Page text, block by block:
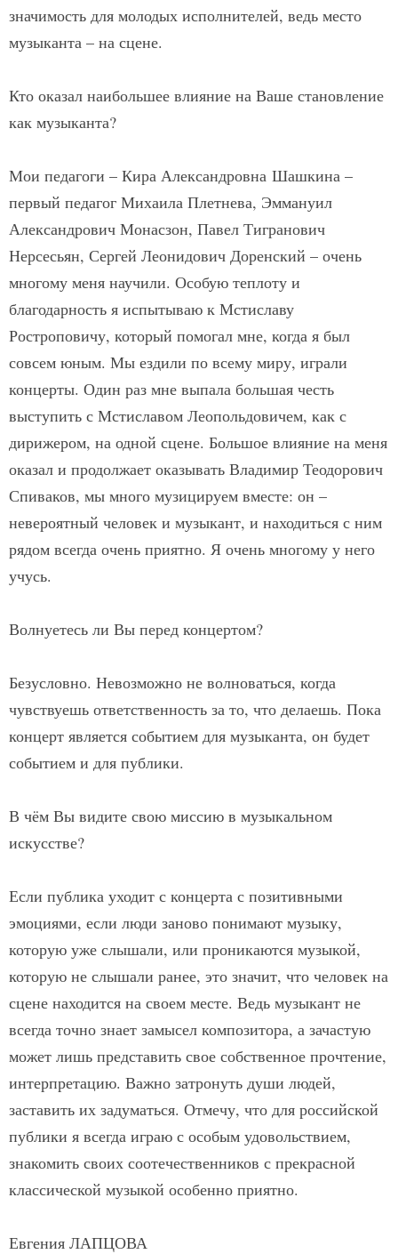
значимость для молодых исполнителей, ведь место
музыканта – на сцене.
Кто оказал наибольшее влияние на Ваше становление
как музыканта?
Мои педагоги – Кира Александровна Шашкина –
первый педагог Михаила Плетнева, Эммануил
Александрович Монасзон, Павел Тигранович
Нерсесьян, Сергей Леонидович Доренский – очень
многому меня научили. Особую теплоту и
благодарность я испытываю к Мстиславу
Ростроповичу, который помогал мне, когда я был
совсем юным. Мы ездили по всему миру, играли
концерты. Один раз мне выпала большая честь
выступить с Мстиславом Леопольдовичем, как с
дирижером, на одной сцене. Большое влияние на меня
оказал и продолжает оказывать Владимир Теодорович
Спиваков, мы много музицируем вместе: он –
невероятный человек и музыкант, и находиться с ним
рядом всегда очень приятно. Я очень многому у него
учусь.
Волнуетесь ли Вы перед концертом?
Безусловно. Невозможно не волноваться, когда
чувствуешь ответственность за то, что делаешь. Пока
концерт является событием для музыканта, он будет
событием и для публики.
В чём Вы видите свою миссию в музыкальном
искусстве?
Если публика уходит с концерта с позитивными
эмоциями, если люди заново понимают музыку,
которую уже слышали, или проникаются музыкой,
которую не слышали ранее, это значит, что человек на
сцене находится на своем месте. Ведь музыкант не
всегда точно знает замысел композитора, а зачастую
может лишь представить свое собственное прочтение,
интерпретацию. Важно затронуть души людей,
заставить их задуматься. Отмечу, что для российской
публики я всегда играю с особым удовольствием,
знакомить своих соотечественников с прекрасной
классической музыкой особенно приятно.
Евгения ЛАПЦОВА